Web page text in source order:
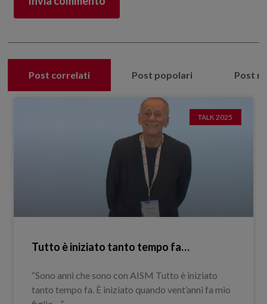
Post correlati Post popolari Post
TALK 2025
Tutto è iniziato tanto tempo fa…
“Sono anni che sono con AISM Tutto è iniziato
tanto tempo fa. È iniziato quando vent’anni fa mio